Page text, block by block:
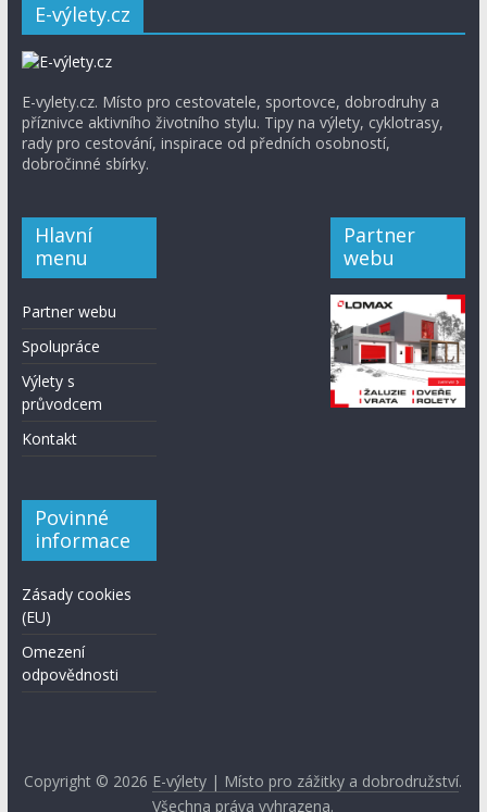
E-výlety.cz
E-vylety.cz. Místo pro cestovatele, sportovce, dobrodruhy a
příznivce aktivního životního stylu. Tipy na výlety, cyklotrasy,
rady pro cestování, inspirace od předních osobností,
dobročinné sbírky.
Hlavní
menu
Partner webu
Spolupráce
Výlety s
průvodcem
Kontakt
Povinné
informace
Zásady cookies
(EU)
Omezení
odpovědnosti
Partner
webu
Copyright © 2026 E-výlety | Místo pro zážitky a dobrodružství.
Všechna práva vyhrazena.